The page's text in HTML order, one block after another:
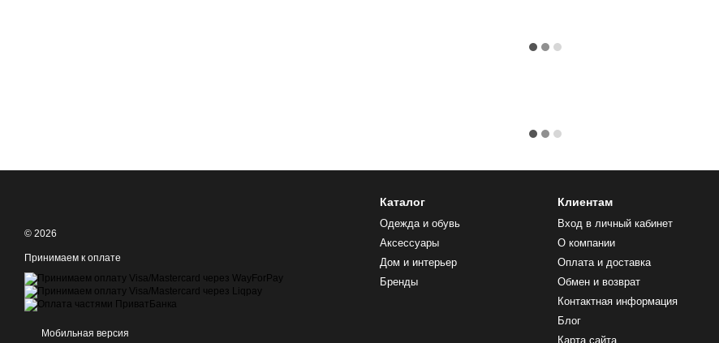
© 2026
Принимаем к оплате
Мобильная версия
Каталог
Одежда и обувь
Аксессуары
Дом и интерьер
Бренды
Клиентам
Вход в личный кабинет
О компании
Оплата и доставка
Обмен и возврат
Контактная информация
Блог
Карта сайта